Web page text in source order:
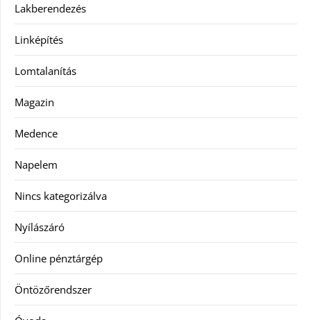
Lakberendezés
Linképítés
Lomtalanítás
Magazin
Medence
Napelem
Nincs kategorizálva
Nyílászáró
Online pénztárgép
Öntözőrendszer